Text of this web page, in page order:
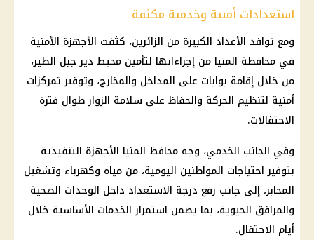
استعدادات أمنية وخدمية مكثفة
ومع توافد الأعداد الكبيرة من الزائرين، كثفت الأجهزة الأمنية
في محافظة المنيا من إجراءاتها لتأمين محيط دير جبل الطير،
من خلال إقامة بوابات على المداخل والمخارج، وتوفير تمركزات
أمنية لتنظيم الحركة والحفاظ على سلامة الزوار طوال فترة
الاحتفالات.
وفي الجانب الخدمي، وجه محافظ المنيا الأجهزة التنفيذية
بتوفير احتياجات المواطنين اليومية، من مياه وكهرباء وتشغيل
المخابز، إلى جانب رفع درجة الاستعداد داخل الوحدات الصحية
والمرافق الحيوية، بما يضمن استمرار الخدمات الأساسية خلال
أيام الاحتفال.